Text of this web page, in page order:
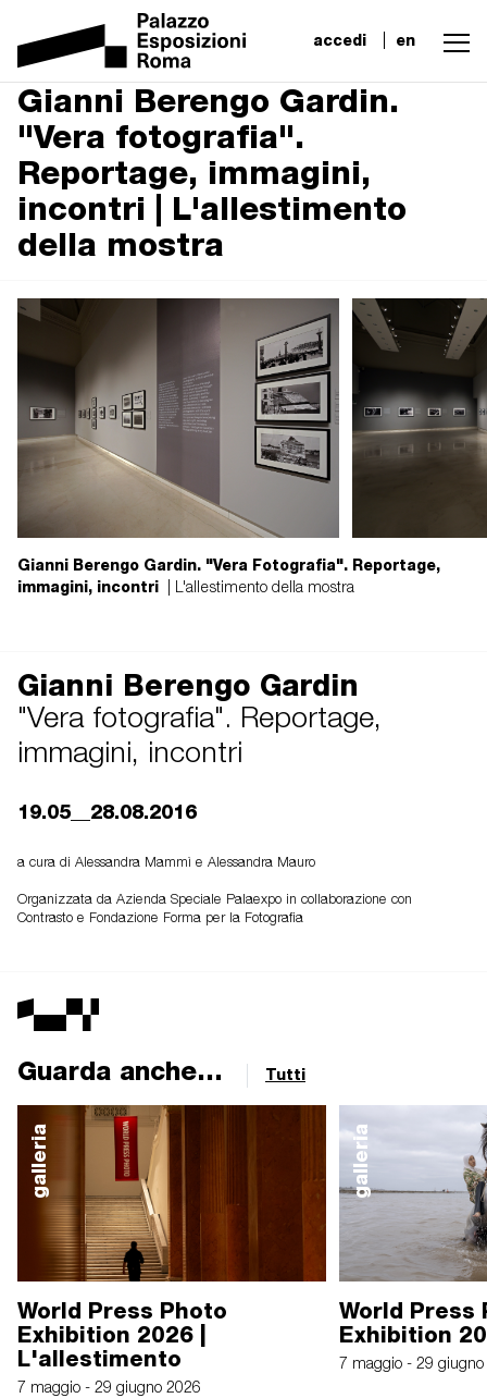
accedi en
Gianni Berengo Gardin.
"Vera fotografia".
Reportage, immagini,
incontri | L'allestimento
della mostra
Gianni Berengo Gardin. "Vera Fotografia". Reportage,
immagini, incontri | L'allestimento della mostra
Gianni Berengo Gardin
"Vera fotografia". Reportage,
immagini, incontri
19.05__28.08.2016
a cura di Alessandra Mammì e Alessandra Mauro
Organizzata da Azienda Speciale Palaexpo in collaborazione con
Contrasto e Fondazione Forma per la Fotografia
Guarda anche... Tutti
galleria
World Press Photo
Exhibition 2026 |
L'allestimento
7 maggio - 29 giugno 2026
galleria
World Press
Exhibition
7 maggio - 29